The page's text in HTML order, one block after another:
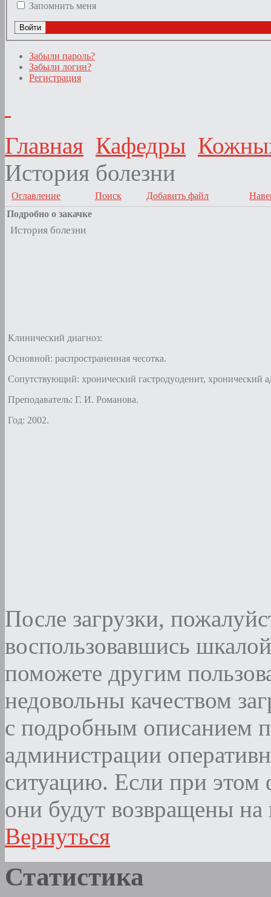
Запомнить меня
Забыли пароль?
Забыли логин?
Регистрация
Главная Кафедры
История болезни
Оглавление Поиск Добавить файл
Подробно о закачке
История болезни
Клинический диагноз:
Основной: распространенная чесотка.
Сопутствующий: хронический гастродуоденит, хронический
Преподаватель: Г. И. Романова.
Год: 2002.
После загрузки,
воспользовавшись
поможете другим
недовольны качеством
с подробным описанием
администрации
ситуацию. Если при этом
они будут возвращены на
Вернуться
Статистика